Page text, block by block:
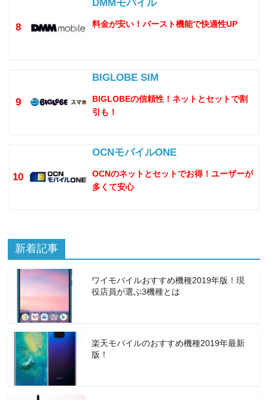
8
DMMモバイル
料金が安い！バースト機能で快適性UP
9
BIGLOBE SIM
BIGLOBEの信頼性！ネットとセットで割
引も！
10
OCNモバイルONE
OCNのネットとセットでお得！ユーザーが
多くて安心
新着記事
ワイモバイルおすすめ機種2019年版！現
役店員が選ぶ3機種とは
楽天モバイルのおすすめ機種2019年最新
版！